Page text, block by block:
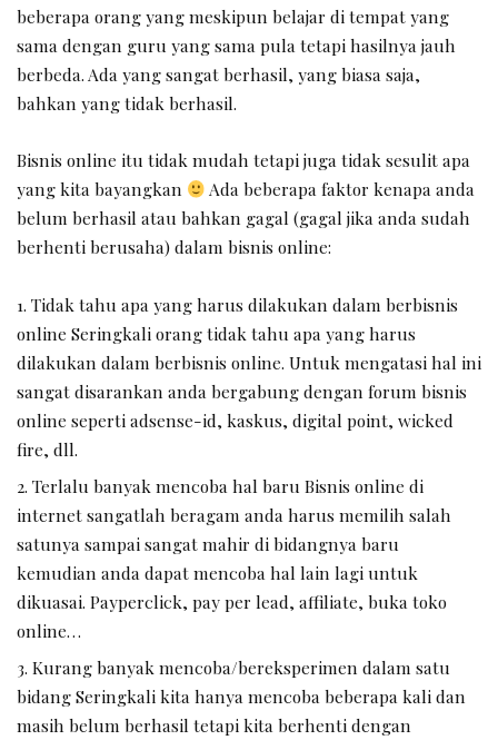
beberapa orang yang meskipun belajar di tempat yang
sama dengan guru yang sama pula tetapi hasilnya jauh
berbeda. Ada yang sangat berhasil, yang biasa saja,
bahkan yang tidak berhasil.
Bisnis online itu tidak mudah tetapi juga tidak sesulit apa
yang kita bayangkan
Ada beberapa faktor kenapa anda
belum berhasil atau bahkan gagal (gagal jika anda sudah
berhenti berusaha) dalam bisnis online:
Tidak tahu apa yang harus dilakukan dalam berbisnis
online Seringkali orang tidak tahu apa yang harus
dilakukan dalam berbisnis online. Untuk mengatasi hal ini
sangat disarankan anda bergabung dengan forum bisnis
online seperti adsense-id, kaskus, digital point, wicked
fire, dll.
Terlalu banyak mencoba hal baru Bisnis online di
internet sangatlah beragam anda harus memilih salah
satunya sampai sangat mahir di bidangnya baru
kemudian anda dapat mencoba hal lain lagi untuk
dikuasai. Payperclick, pay per lead, affiliate, buka toko
online…
Kurang banyak mencoba/bereksperimen dalam satu
bidang Seringkali kita hanya mencoba beberapa kali dan
masih belum berhasil tetapi kita berhenti dengan